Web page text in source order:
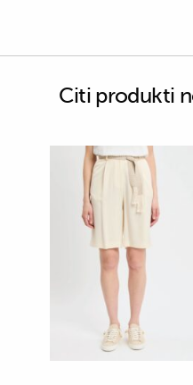
Citi produkti